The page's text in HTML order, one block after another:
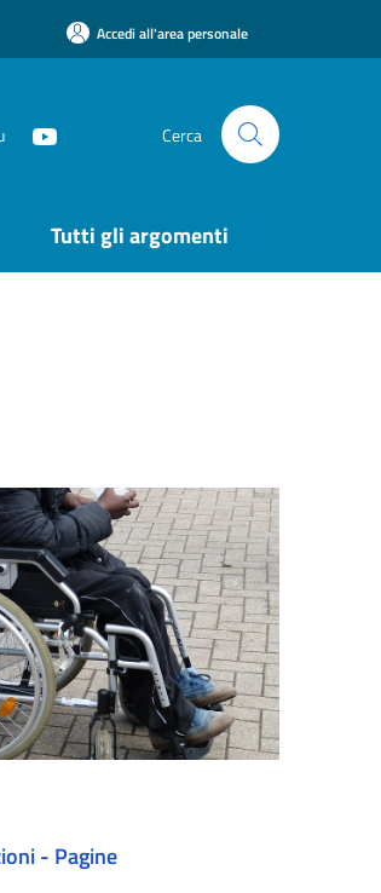
Accedi all'area personale
Cerca
Tutti gli argomenti
- Pagine